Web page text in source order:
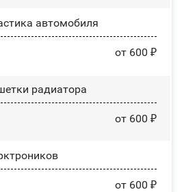
автомобиля
от 600 ₽
радиатора
от 600 ₽
от 600 ₽